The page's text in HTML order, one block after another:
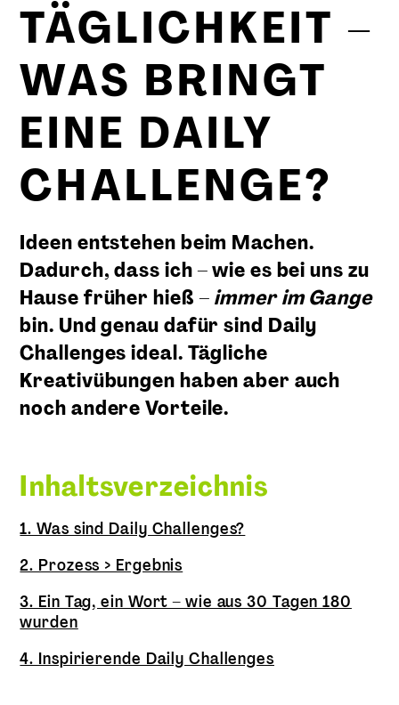
TÄGLICHKEIT –
WAS BRINGT
EINE DAILY
CHALLENGE?
Ideen entstehen beim Machen.
Dadurch, dass ich – wie es bei uns zu
Hause früher hieß – immer im Gange
bin. Und genau dafür sind Daily
Challenges ideal. Tägliche
Kreativübungen haben aber auch
noch andere Vorteile.
Inhaltsverzeichnis
1. Was sind Daily Challenges?
2. Prozess > Ergebnis
3. Ein Tag, ein Wort – wie aus 30 Tagen 180
wurden
4. Inspirierende Daily Challenges